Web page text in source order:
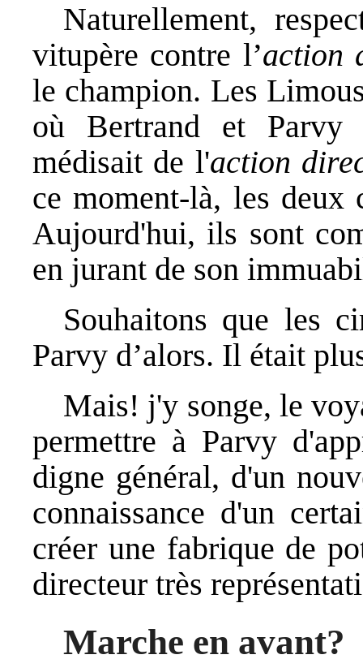
Naturellement,
vitupère contre l’action
le champion. Les
où Bertrand et Parvy
médisait de l'action
ce moment-là, les deux
Aujourd'hui, ils sont
en jurant de son
Souhaitons que les
Parvy d’alors. Il était
Mais! j'y songe, le
permettre à Parvy
digne général, d'un
connaissance d'un
créer une fabrique de
directeur très
Marche en avant?